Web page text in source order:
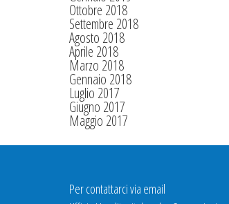
Ottobre 2018
Settembre 2018
Agosto 2018
Aprile 2018
Marzo 2018
Gennaio 2018
Luglio 2017
Giugno 2017
Maggio 2017
Per contattarci via email